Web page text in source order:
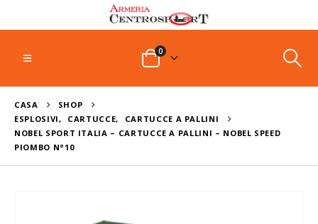
0
CASA
SHOP
ESPLOSIVI, CARTUCCE,
CARTUCCE A PALLINI
NOBEL SPORT ITALIA – CARTUCCE A PALLINI – NOBEL SPEED
PIOMBO N°10